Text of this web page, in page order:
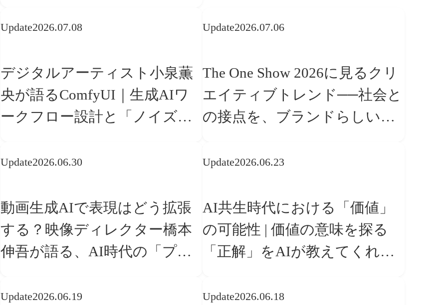
Update2026.07.08
デジタルアーティスト小泉薫
央が語るComfyUI｜生成AIワ
ークフロー設計と「ノイズと
Update2026.07.06
The One Show 2026に見るクリ
エイティブトレンド──社会と
の接点を、ブランドらしい
Update2026.06.30
動画生成AIで表現はどう拡張
する？映像ディレクター橋本
伸吾が語る、AI時代の「プロ
Update2026.06.23
AI共生時代における「価値」
の可能性 | 価値の意味を探る
「正解」をAIが教えてくれる
Update2026.06.19 Update2026.06.18